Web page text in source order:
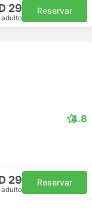
29
adulto
Reservar
4.8
29
adulto
Reservar